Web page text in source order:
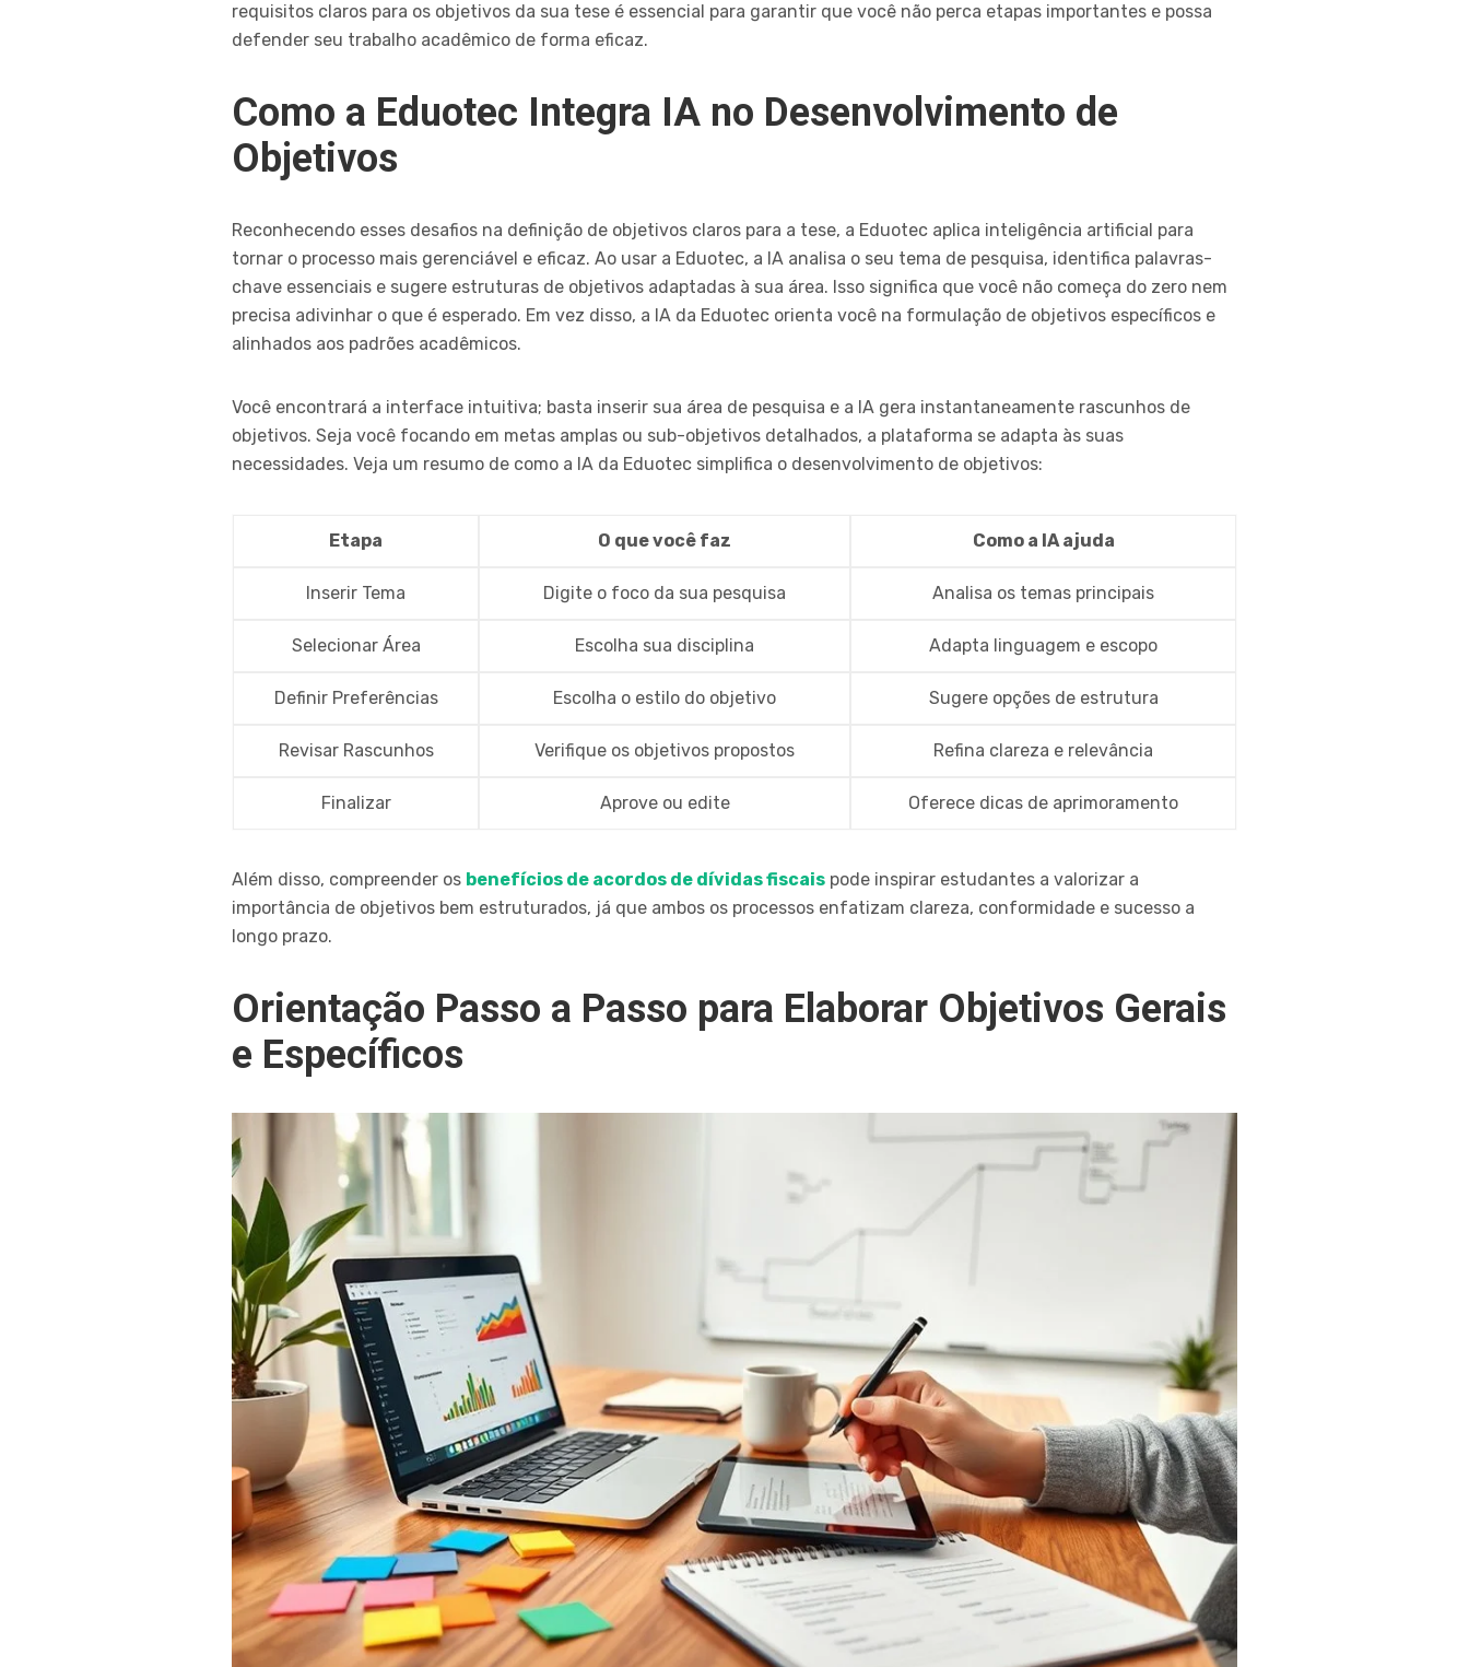
requisitos claros para os objetivos da sua tese é essencial para garantir que você não perca etapas importantes e possa
defender seu trabalho acadêmico de forma eficaz.
Como a Eduotec Integra IA no Desenvolvimento de
Objetivos
Reconhecendo esses desafios na definição de objetivos claros para a tese, a Eduotec aplica inteligência artificial para
tornar o processo mais gerenciável e eficaz. Ao usar a Eduotec, a IA analisa o seu tema de pesquisa, identifica palavras-
chave essenciais e sugere estruturas de objetivos adaptadas à sua área. Isso significa que você não começa do zero nem
precisa adivinhar o que é esperado. Em vez disso, a IA da Eduotec orienta você na formulação de objetivos específicos e
alinhados aos padrões acadêmicos.
Você encontrará a interface intuitiva; basta inserir sua área de pesquisa e a IA gera instantaneamente rascunhos de
objetivos. Seja você focando em metas amplas ou sub-objetivos detalhados, a plataforma se adapta às suas
necessidades. Veja um resumo de como a IA da Eduotec simplifica o desenvolvimento de objetivos:
Etapa O que você faz Como a IA ajuda
Inserir Tema Digite o foco da sua pesquisa Analisa os temas principais
Selecionar Área Escolha sua disciplina Adapta linguagem e escopo
Definir Preferências Escolha o estilo do objetivo Sugere opções de estrutura
Revisar Rascunhos Verifique os objetivos propostos Refina clareza e relevância
Finalizar Aprove ou edite Oferece dicas de aprimoramento
Além disso, compreender os benefícios de acordos de dívidas fiscais pode inspirar estudantes a valorizar a
importância de objetivos bem estruturados, já que ambos os processos enfatizam clareza, conformidade e sucesso a
longo prazo.
Orientação Passo a Passo para Elaborar Objetivos Gerais
e Específicos